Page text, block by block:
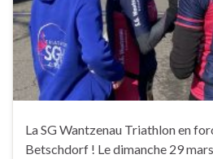
La SG Wantzenau Triathlon en
Betschdorf ! Le dimanche 29